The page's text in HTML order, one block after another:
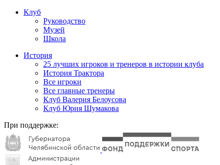
Клуб
Руководство
Музей
Школа
История
25 лучших игроков и тренеров в истории клуба
История Трактора
Все игроки
Все главные тренеры
Клуб Валерия Белоусова
Клуб Юрия Шумакова
При поддержке: